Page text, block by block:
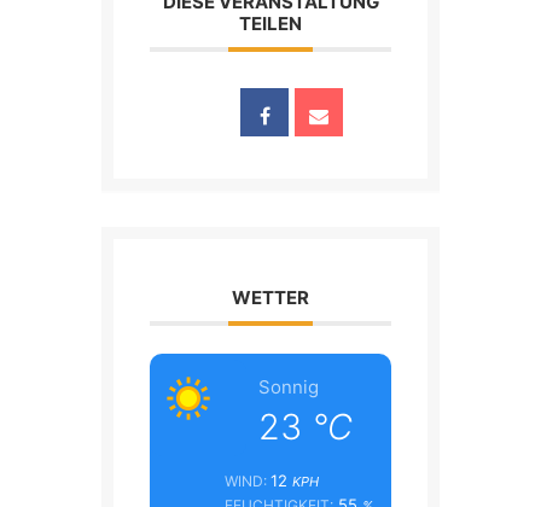
TEILEN
WETTER
Sonnig
23 °C
WIND:12 KPH